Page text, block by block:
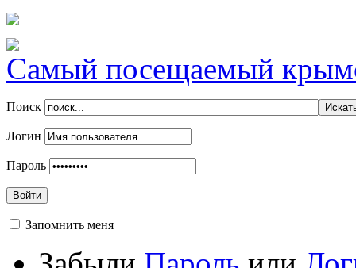
Самый посещаемый
Поиск
Логин
Пароль
Войти
Запомнить меня